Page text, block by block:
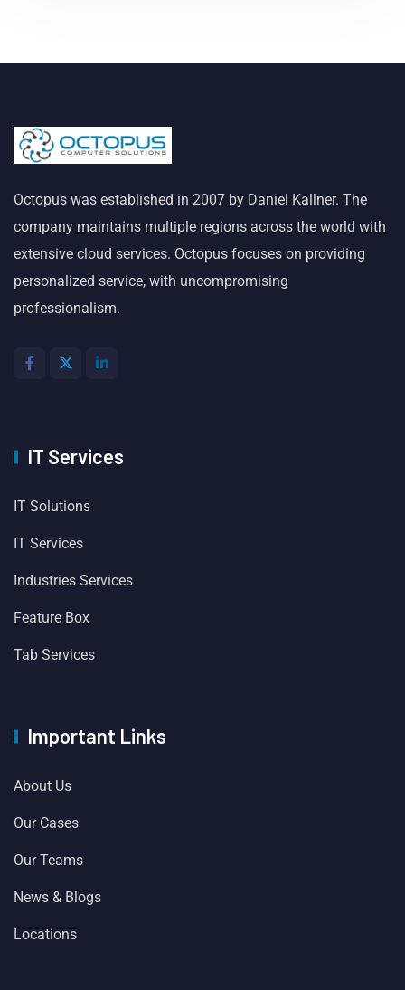
Octopus was established in 2007 by Daniel Kallner. The
company maintains multiple regions across the world with
extensive cloud services. Octopus focuses on providing
personalized service, with uncompromising
professionalism.
IT Services
IT Solutions
IT Services
Industries Services
Feature Box
Tab Services
Important Links
About Us
Our Cases
Our Teams
News & Blogs
Locations